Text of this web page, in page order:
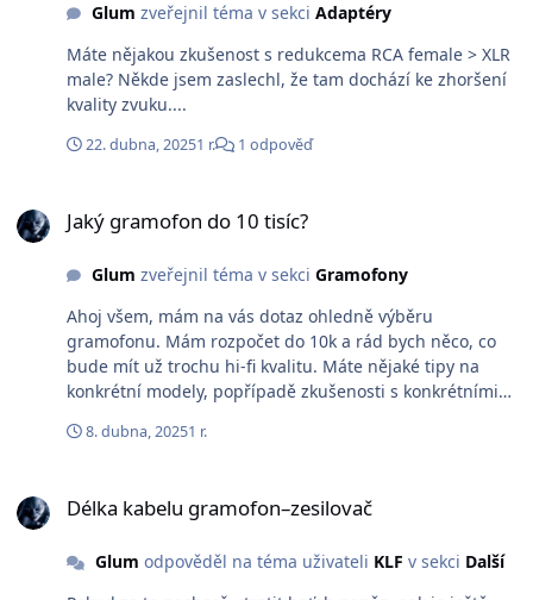
YS1Ui0DBhOD9n4y0nLBWqT4S3y36_kwLA4rcoaAuXxEAL
w_wcB
Glum zveřejnil téma v sekci Adaptéry
Máte nějakou zkušenost s redukcema RCA female > XLR
male? Někde jsem zaslechl, že tam dochází ke zhoršení
kvality zvuku....
22. dubna, 20251 r. 1 odpověď
Jaký gramofon do 10 tisíc?
Glum zveřejnil téma v sekci Gramofony
Ahoj všem, mám na vás dotaz ohledně výběru
gramofonu. Mám rozpočet do 10k a rád bych něco, co
bude mít už trochu hi-fi kvalitu. Máte nějaké tipy na
konkrétní modely, popřípadě zkušenosti s konkrétními
moc!8. dubna, 20251 r.
Délka kabelu gramofon–zesilovač
Glum odpověděl na téma uživateli KLF v sekci Další